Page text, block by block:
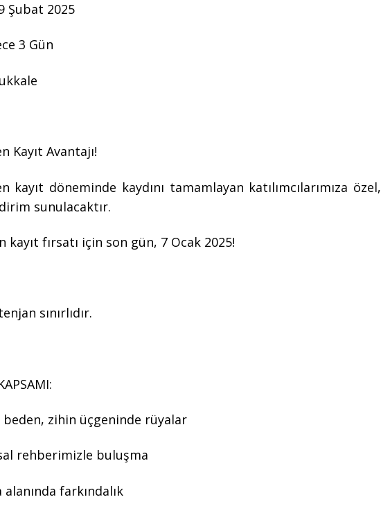
Şubat 2025
3 Gün
Kayıt Avantajı!
kayıt döneminde kaydını tamamlayan katılımcılarımıza özel,
sunulacaktır.
kayıt fırsatı için son gün, 7 Ocak 2025!
sınırlıdır.
beden, zihin üçgeninde rüyalar
rehberimizle buluşma
alanında farkındalık